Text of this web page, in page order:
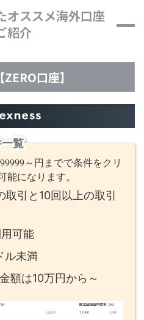
オススメ海外口座
紹介
口座】
覧
～円までで条件をクリ
能になります。
取引と10回以上の取引
可能
ル未満
額は10万円から～